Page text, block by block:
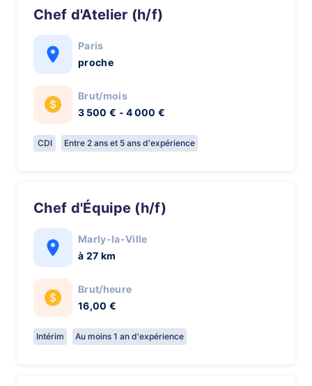
Chef d'Atelier (h/f)
Paris
proche
Brut/mois
3 500 € - 4 000 €
CDI Entre 2 ans et 5 ans d'expérience
Chef d'Équipe (h/f)
Marly-la-Ville
à 27 km
Brut/heure
16,00 €
Intérim Au moins 1 an d'expérience